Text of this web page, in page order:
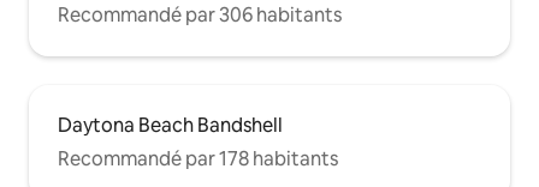
Recommandé par 306 habitants
Daytona Beach Bandshell
Recommandé par 178 habitants